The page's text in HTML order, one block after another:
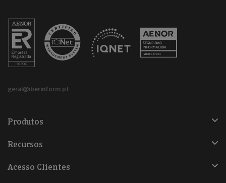
geral@iberinform.pt
Produtos
Recursos
Acesso Clientes